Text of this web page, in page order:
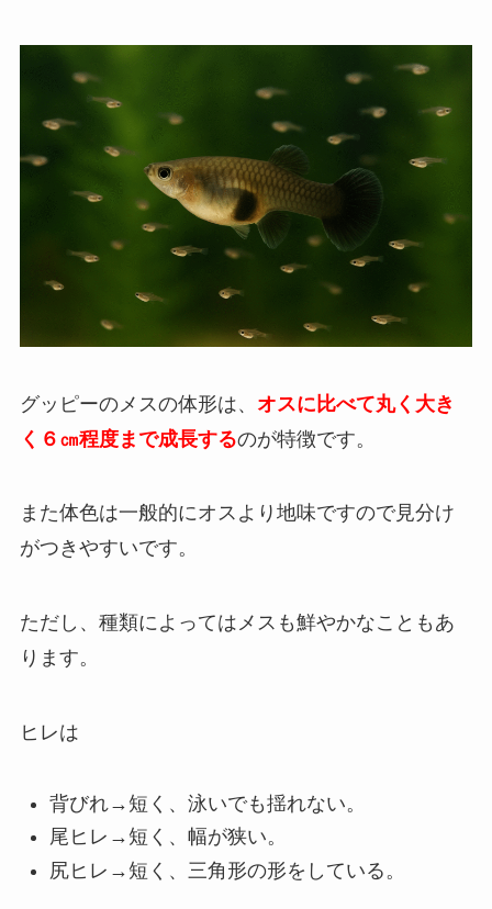
グッピーのメスの体形は、 オスに比べて丸く大き
く６㎝程度まで成長するのが特徴です。
また体色は一般的にオスより地味ですので見分け
がつきやすいです。
ただし、種類によってはメスも鮮やかなこともあ
ります。
ヒレは
背びれ→短く、 泳いでも揺れない。
尾ヒレ→短く、幅が狭い。
尻ヒレ→短く、三角形の形をしている。